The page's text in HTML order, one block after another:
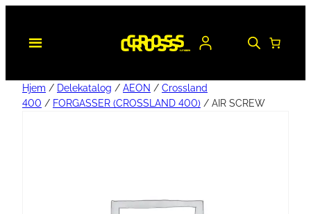
Hjem / Delekatalog / AEON / Crossland
400 / FORGASSER (CROSSLAND 400) / AIR SCREW